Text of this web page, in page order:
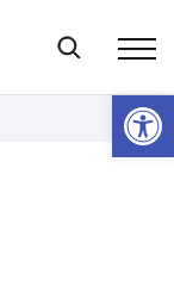
Sempozyumu